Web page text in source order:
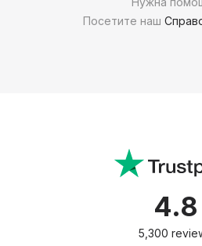
Посетите наш
4.8
5,300